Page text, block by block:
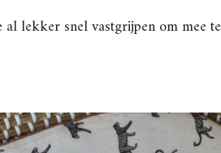
lekker snel vastgrijpen om mee te